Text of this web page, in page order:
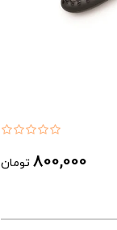
800,000 تومان